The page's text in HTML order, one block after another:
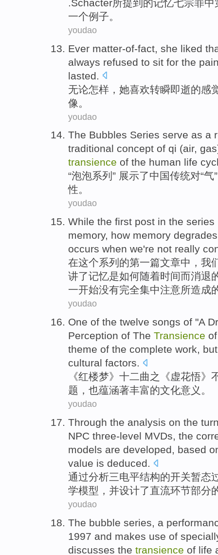
.Schacter所提到的记忆七宗罪中
一个例子。
youdao
Ever matter-of-fact she liked
always refused to sit for the
lasted
无论怎样 ， 她喜欢转瞬即逝的感
像 。
youdao
The Bubbles Series serve as a
traditional concept of qi (air,
transience of the human life
“泡泡系列 ” 展示了中国传统对“气”
性。
youdao
While the first post in the series
memory, how memory
occurs when we're not really
在这个系列 的第一篇文章中 ， 我
讲了记忆是如何随着时间而消退
一开始没有完全集中注意所造成
youdao
One of the twelve songs of "A
Perception of The Transience
theme of the complete work,
cultural factors.
《红楼梦》 十二曲 之《虚花悟》
题 ， 也蕴涵著丰富的文化意义。
youdao
Through the analysis on the
NPC three-level MVDs, the
models are developed, based
value is deduced.
通过分析三电平结构的开关暂态
学模型 ，并设计了直流环节部分
youdao
The bubble series , a
1997 and makes use of
discusses the transience of life